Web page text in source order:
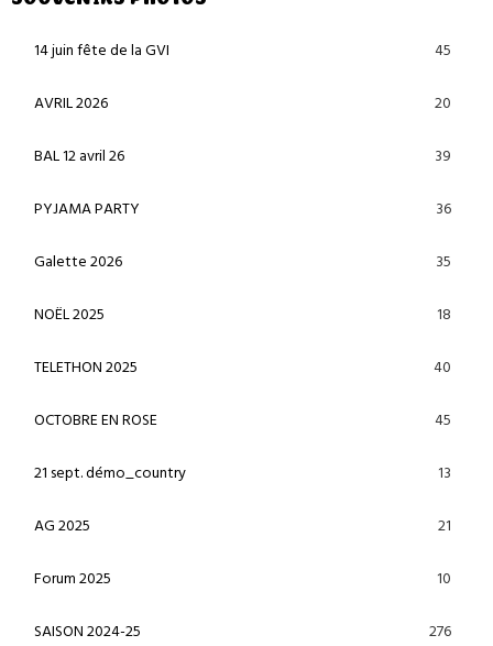
14 juin fête de la GVI 45
AVRIL 2026 20
BAL 12 avril 26 39
PYJAMA PARTY 36
Galette 2026 35
NOËL 2025 18
TELETHON 2025 40
OCTOBRE EN ROSE 45
21 sept. démo_country 13
AG 2025 21
Forum 2025 10
SAISON 2024-25 276